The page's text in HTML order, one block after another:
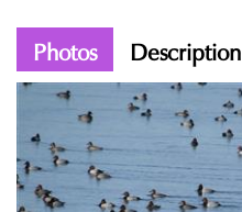
Photos Description